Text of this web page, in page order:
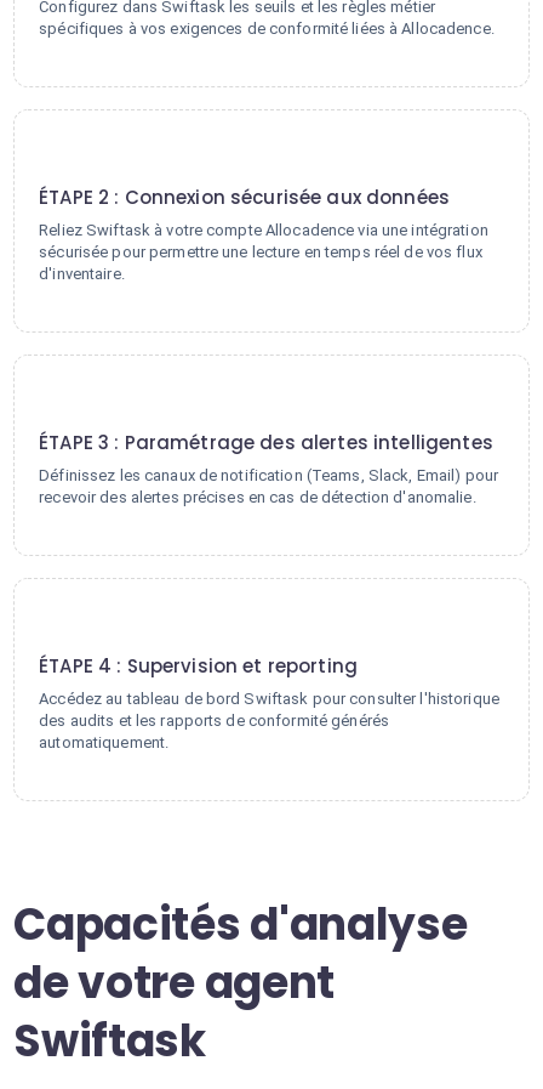
Configurez dans Swiftask les seuils et les règles métier
spécifiques à vos exigences de conformité liées à Allocadence.
ÉTAPE 2 : Connexion sécurisée aux données
Reliez Swiftask à votre compte Allocadence via une intégration
sécurisée pour permettre une lecture en temps réel de vos flux
d'inventaire.
ÉTAPE 3 : Paramétrage des alertes intelligentes
Définissez les canaux de notification (Teams, Slack, Email) pour
recevoir des alertes précises en cas de détection d'anomalie.
ÉTAPE 4 : Supervision et reporting
Accédez au tableau de bord Swiftask pour consulter l'historique
des audits et les rapports de conformité générés
automatiquement.
Capacités d'analyse
de votre agent
Swiftask